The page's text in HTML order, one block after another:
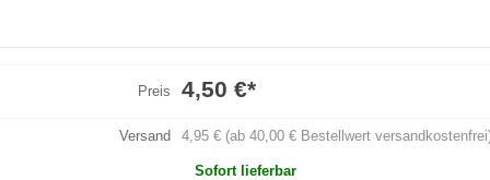
Preis 4,50 €*
Versand 4,95 € (ab 40,00 € Bestellwert
Sofort lieferbar